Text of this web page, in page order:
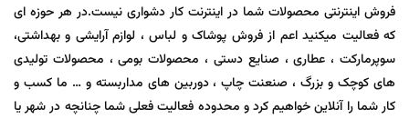
فروش اینترنتی محصولات شما در اینترنت کار دشواری نیست.در هر حوزه ای
که فعالیت میکنید اعم از فروش پوشاک و لباس ، لوازم آرایشی و بهداشتی،
سوپرمارکت ، عطاری ، صنایع دستی ، محصولات بومی ، محصولات تولیدی
های کوچک و بزرگ ، صنعنت چاپ ، دوربین های مداربسته و … ما کسب و
کار شما را آنلاین خواهیم کرد و محدوده فعالیت فعلی شما چنانچه در شهر یا